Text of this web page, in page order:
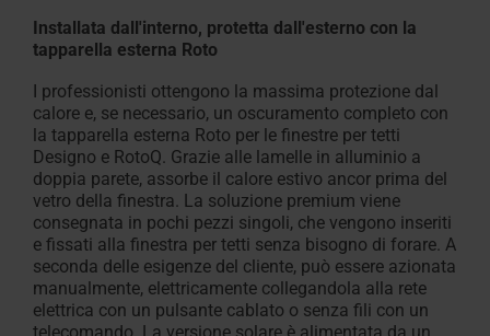
Richiesta
di
preventivo
tecnica
PVC
L'originale
Finestre
per
tetti
piani
Trova
la
finestra
da tetto
tetto
Linea
Vita
Finestre
per
evacuazione
di
fumi e
calore
la
scala
misura
Tre passaggi per
una scala retrattile
Contatta
tecnico
Finestre per tetti e
Tutto sui
dati tecnici, cataloghi e molto
altro
Finestre per tetti e
Installata dall'interno, protetta dall'esterno con la
tapparella esterna Roto
I professionisti ottengono la massima protezione dal
calore e, se necessario, un oscuramento completo con
la tapparella esterna Roto per le finestre per tetti
Designo e RotoQ. Grazie alle lamelle in alluminio a
doppia parete, assorbe il calore estivo ancor prima del
vetro della finestra. La soluzione premium viene
consegnata in pochi pezzi singoli, che vengono inseriti
e fissati alla finestra per tetti senza bisogno di forare. A
seconda delle esigenze del cliente, può essere azionata
manualmente, elettricamente collegandola alla rete
elettrica con un pulsante cablato o senza fili con un